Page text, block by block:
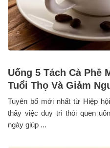
Uống 5 Tách Cà Phê
Tuổi Thọ Và Giảm
Tuyên bố mới nhất từ Hiệp
thấy việc duy trì thói quen
ngày giúp ...